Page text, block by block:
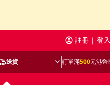
註冊 | 登入
送貨 訂單滿500元港